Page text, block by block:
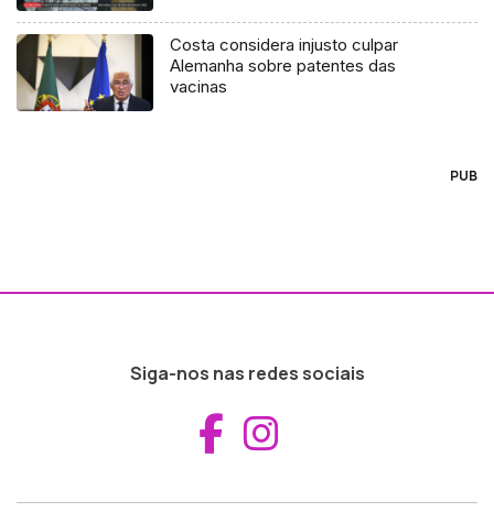
Costa considera injusto culpar
Alemanha sobre patentes das
vacinas
PUB
Siga-nos nas redes sociais
Aceder ao